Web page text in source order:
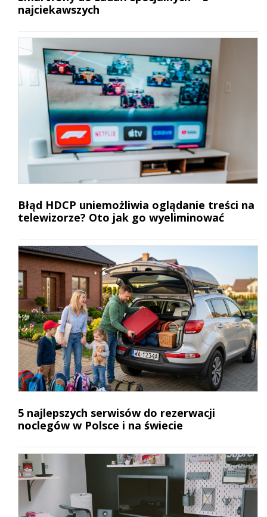
najciekawszych
Błąd HDCP uniemożliwia oglądanie treści na
telewizorze? Oto jak go wyeliminować
5 najlepszych serwisów do rezerwacji
noclegów w Polsce i na świecie